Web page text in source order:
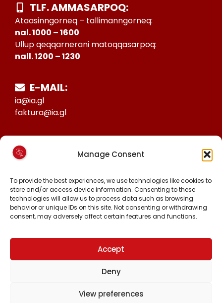
Manage Consent
To provide the best experiences, we use technologies like cookies to
store and/or access device information. Consenting to these
technologies will allow us to process data such as browsing
behavior or unique IDs on this site. Not consenting or withdrawing
consent, may adversely affect certain features and functions.
Accept
Deny
View preferences
TLF. AMMASARPOQ:
Ataasinngorneq – tallimanngorneq:
nal. 1000 – 1600
Ullup qeqqarnerani matoqqasarpoq:
nall. 1200 – 1230
E-MAIL:
ia@ia.gl
faktura@ia.gl
25027388
KONTO NR:
6471-1511626
MALINNAAVIGISIGUT
TIKTOK